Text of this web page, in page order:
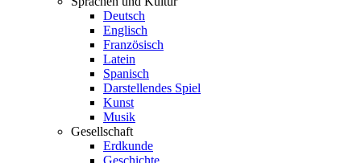
Deutsch
Englisch
Französisch
Latein
Spanisch
Darstellendes Spiel
Kunst
Musik
Gesellschaft
Erdkunde
Geschichte